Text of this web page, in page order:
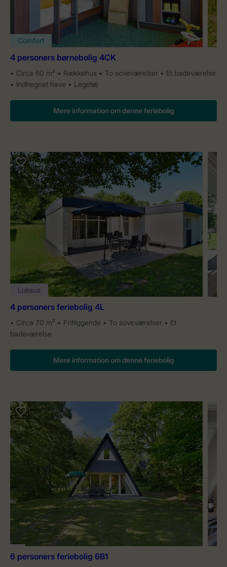
Comfort
4 personers børnebolig 4CK
Circa 60 m² Rækkehus To soveværelser
Et badeværelse
Indhegnet have
Legetøj
Mere information om denne feriebolig
Luksus
4 personers feriebolig 4L
Circa 70 m² Fritliggende To soveværelser
Et
badeværelse
Mere information om denne feriebolig
6 personers feriebolig 6B1